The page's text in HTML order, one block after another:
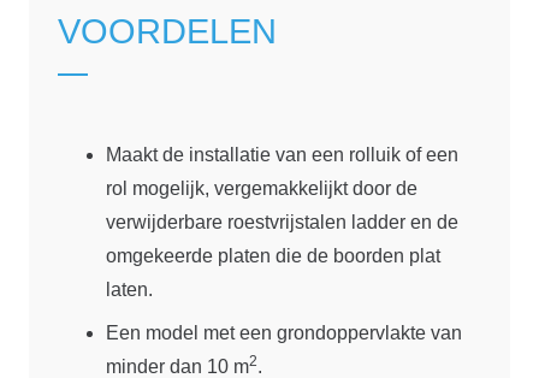
VOORDELEN
Maakt de installatie van een rolluik of een
rol mogelijk, vergemakkelijkt door de
verwijderbare roestvrijstalen ladder en de
omgekeerde platen die de boorden plat
laten.
Een model met een grondoppervlakte van
minder dan 10 m2.